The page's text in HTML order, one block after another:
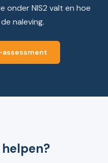
onder NIS2 valt en hoe
naleving.
assessment